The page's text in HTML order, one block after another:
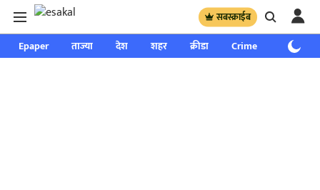
सबस्क्राईब
Epaper ताज्या देश शहर क्रीडा Crime साप्ताहिक